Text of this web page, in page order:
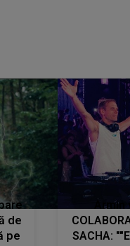
de
pe
SACHA: